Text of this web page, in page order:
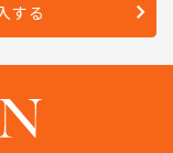
する